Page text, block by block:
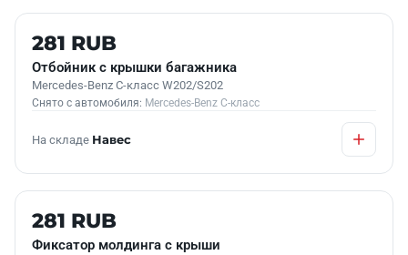
Б/У В НАЛИЧИИ
281 RUB
Отбойник с крышки багажника
Mercedes-Benz C-класс W202/S202
Снято с автомобиля: Mercedes-Benz C-класс
На складе Навес
Б/У В НАЛИЧИИ
281 RUB
Фиксатор молдинга с крыши